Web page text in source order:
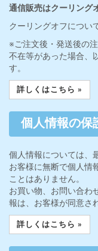
通信販売はクーリング
クーリングオフについ
※ご注文後・発送後の
不在等があった場合、
す。
詳しくはこちら »
個人情報の保
個人情報については、
お客様に無断で個人情
ことはありません。
お買い物、お問い合わ
報は、お客様が同意さ
詳しくはこちら »